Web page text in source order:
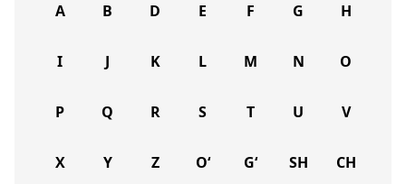
A B D E F G H
I J K L M N O
P Q R S T U V
X Y Z O‘ G‘ SH CH